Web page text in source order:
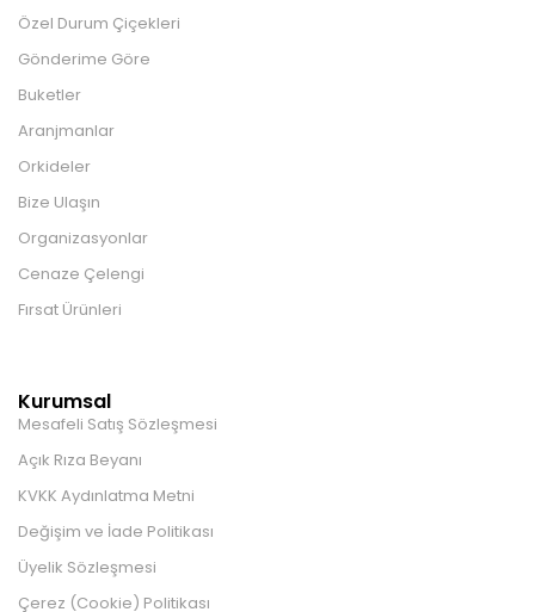
Özel Durum Çiçekleri
Gönderime Göre
Buketler
Aranjmanlar
Orkideler
Bize Ulaşın
Organizasyonlar
Cenaze Çelengi
Fırsat Ürünleri
Kurumsal
Mesafeli Satış Sözleşmesi
Açık Rıza Beyanı
KVKK Aydınlatma Metni
Değişim ve İade Politikası
Üyelik Sözleşmesi
Çerez (Cookie) Politikası